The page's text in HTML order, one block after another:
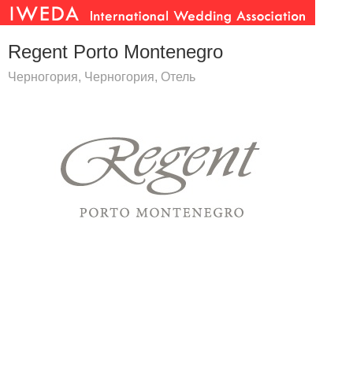
Regent Porto Montenegro
Черногория, Черногория, Отель